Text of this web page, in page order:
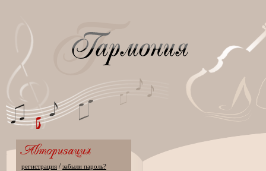
регистрация /забыли пароль?